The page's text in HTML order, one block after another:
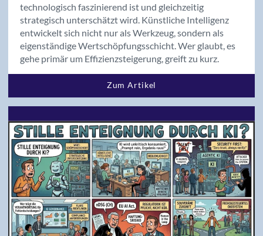
Magazin 01/2023
Magazin 01/2024
Magazin 01/26
Magazin 02/2018
Magazin 02/2021
Magazin 02/2022
Magazin 02/2024
Magazin 03/2018
Magazin 03/2019
Magazin 03/2020
Magazin 04/2018
Magazin 04/2019
technologisch faszinierend ist und gleichzeitig
strategisch unterschätzt wird. Künstliche Intelligenz
entwickelt sich nicht nur als Werkzeug, sondern als
eigenständige Wertschöpfungsschicht. Wer glaubt, es
gehe primär um Effizienzsteigerung, greift zu kurz.
Zum Artikel